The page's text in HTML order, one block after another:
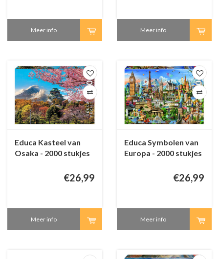
Meer info Meer info
Educa Kasteel van
Osaka - 2000 stukjes
€26,99
Meer info
Educa Symbolen van
Europa - 2000 stukjes
€26,99
Meer info